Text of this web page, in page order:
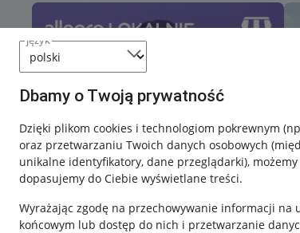
język
Dbamy o Twoją prywatność
Dzięki plikom cookies i technologiom pokrewnym
oraz przetwarzaniu Twoich danych osobowych
unikalne identyfikatory, dane przeglądarki),
dopasujemy do Ciebie wyświetlane treści.
Wyrażając zgodę na przechowywanie informacji na
końcowym lub dostęp do nich i przetwarzanie